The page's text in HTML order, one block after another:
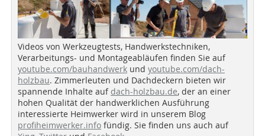
Videos von Werkzeugtests, Handwerkstechniken,
Verarbeitungs- und Montageabläufen finden Sie auf
youtube.com/bauhandwerk und youtube.com/dach-
holzbau. Zimmerleuten und Dachdeckern bieten wir
spannende Inhalte auf dach-holzbau.de, der an einer
hohen Qualität der handwerklichen Ausführung
interessierte Heimwerker wird in unserem Blog
profiheimwerker.info fündig. Sie finden uns auch auf